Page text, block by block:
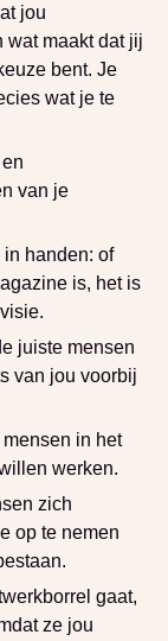
jou
wat maakt dat jij
bent. Je
wat je te
van je
handen: of
is, het is
juiste mensen
van jou voorbij
in het
werken.
zich
op te nemen
gaat,
ze jou